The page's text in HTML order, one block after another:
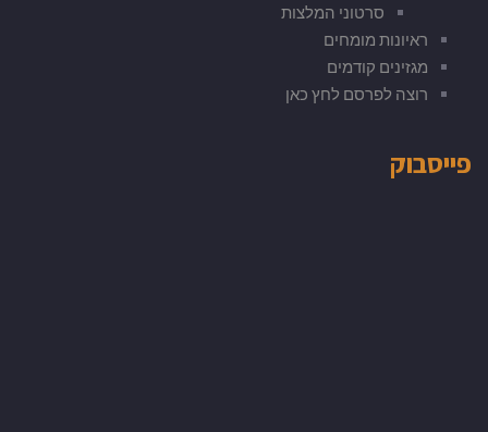
סרטוני המלצות
ראיונות מומחים
מגזינים קודמים
רוצה לפרסם לחץ כאן
פייסבוק